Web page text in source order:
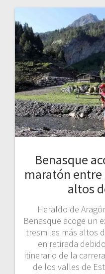
Benasque
maratón
altos
Heraldo de
Benasque acoge un
tresmiles más altos
en retirada
itinerario de la
de los valles de